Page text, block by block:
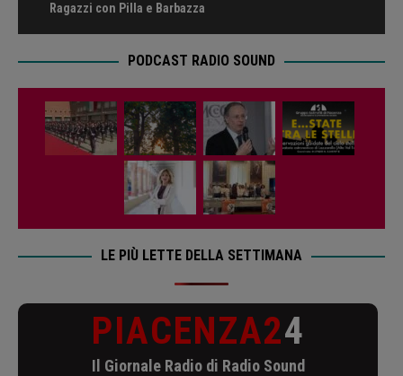
Ragazzi con Pilla e Barbazza
PODCAST RADIO SOUND
LE PIÙ LETTE DELLA SETTIMANA
PIACENZA24
Il Giornale Radio di Radio Sound